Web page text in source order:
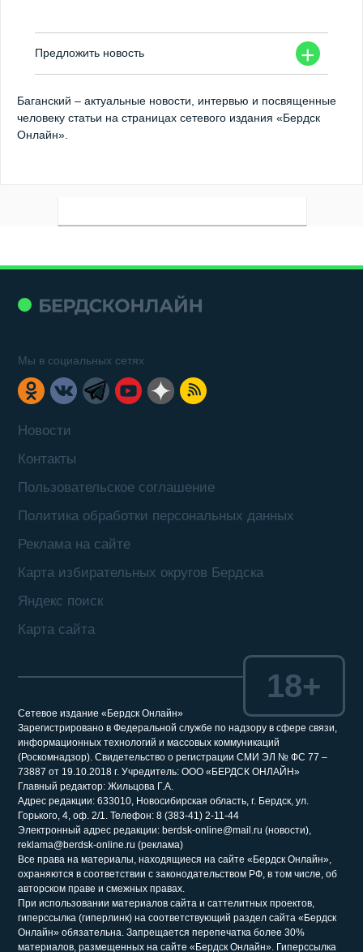
+
Предложить новость
Баганский – актуальные новости, интервью и посвященные
человеку статьи на страницах сетевого издания «Бердск
Онлайн».
Новости
Контакты
Пользовательское соглашение
Политика обработки персональных данных
Реклама на сайте
Карта избирательных округов Бердска
Яндекс поиск
Карта сайта
Мы в социальных сетях
Сетевое издание «Бердск Онлайн»
Зарегистрировано в Федеральной службе по надзору в сфере связи,
информационных технологий и массовых коммуникаций
(Роскомнадзор). Свидетельство о регистрации СМИ ЭЛ № ФС 77 –
73887 от 19.10.2018 г. Учредитель: ООО «БЕРДСК ОНЛАЙН»
Главный редактор: Жильцова Г.А.
Адрес редакции: 633010, Новосибирская область, г. Бердск, ул.
Горького, 4, оф. 2/1. Телефон: 8 (383-41) 2-11-44
Электронный адрес редакции: berdsk-online@mail.ru (новости),
reklama@berdsk-online.ru (реклама)
Все права на материалы, находящиеся на сайте «Бердск Онлайн»,
охраняются в соответствии с законодательством РФ, в том числе, об
авторском праве и смежных правах.
При использовании материалов сайта и саттелитных проектов,
гиперссылка (гиперлинк) на соответствующий раздел сайта «Бердск
Онлайн» обязательна. Запрещается перепечатка более 30%
материалов, размещенных на сайте «Бердск Онлайн». Гиперссылка
18+